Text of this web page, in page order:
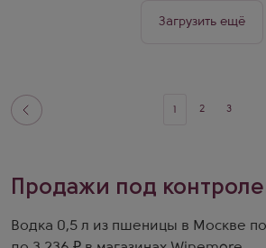
Загрузить ещё
2 3
Продажи под
Водка 0,5 л из пшеницы в Москве